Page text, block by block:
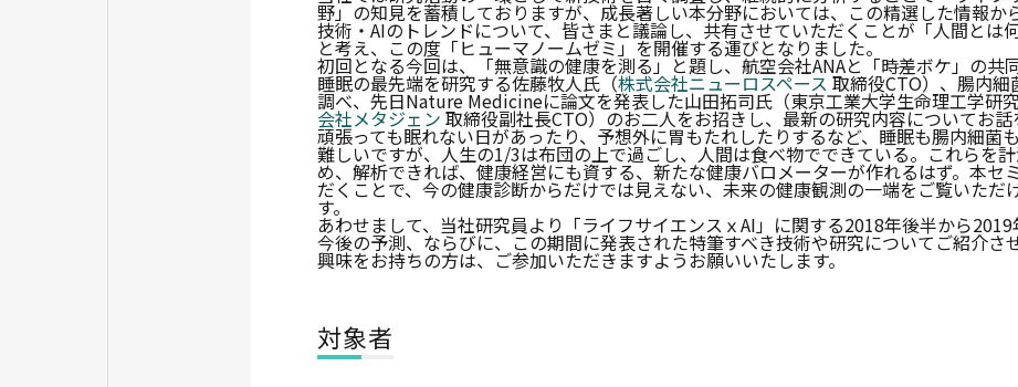
野」の知見を蓄積しておりますが、成長著しい本分野においては、この精選した情報か
技術・AIのトレンドについて、皆さまと議論し、共有させていただくことが「人間とは
と考え、この度「ヒューマノームゼミ」を開催する運びとなりました。
初回となる今回は、「無意識の健康を測る」と題し、航空会社ANAと「時差ボケ」の共
睡眠の最先端を研究する佐藤牧人氏（株式会社ニューロスペース 取締役CTO）、腸内細
調べ、先日Nature Medicineに論文を発表した山田拓司氏（東京工業大学生命理工学
会社メタジェン 取締役副社長CTO）のお二人をお招きし、最新の研究内容についてお話
頑張っても眠れない日があったり、予想外に胃もたれしたりするなど、睡眠も腸内細菌
難しいですが、人生の1/3は布団の上で過ごし、人間は食べ物でできている。これらを
め、解析できれば、健康経営にも資する、新たな健康バロメーターが作れるはず。本セ
だくことで、今の健康診断からだけでは見えない、未来の健康観測の一端をご覧いただ
す。
あわせまして、当社研究員より「ライフサイエンスｘAI」に関する2018年後半から2019
今後の予測、ならびに、この期間に発表された特筆すべき技術や研究についてご紹介さ
興味をお持ちの方は、ご参加いただきますようお願いいたします。
対象者